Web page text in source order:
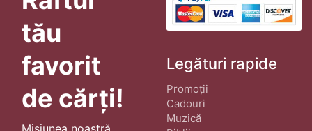
tău
favorit
de cărți!
Misiunea noastră
Legături rapide
Promoții
Cadouri
Muzică